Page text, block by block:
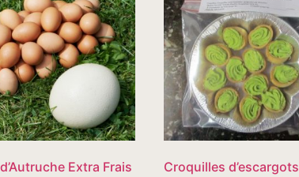
Extra Frais
Croquilles d’escargots